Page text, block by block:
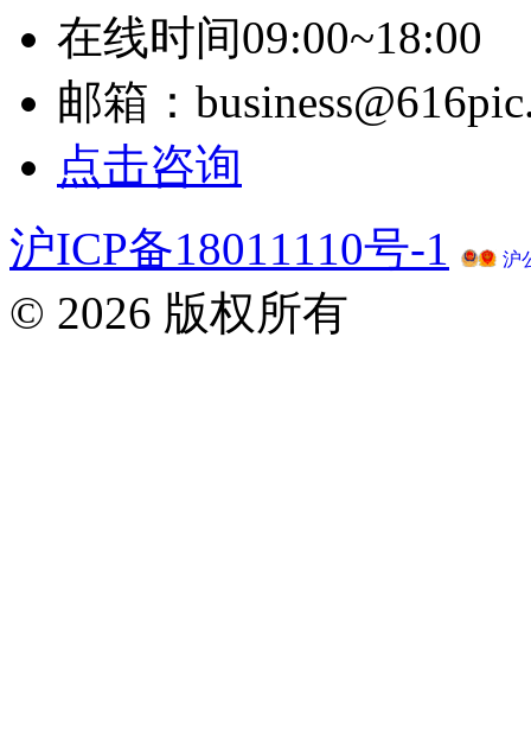
在线时间09:00~18:00
邮箱：
点击咨询
沪ICP备18011110号-1
沪
© 2026 版权所有